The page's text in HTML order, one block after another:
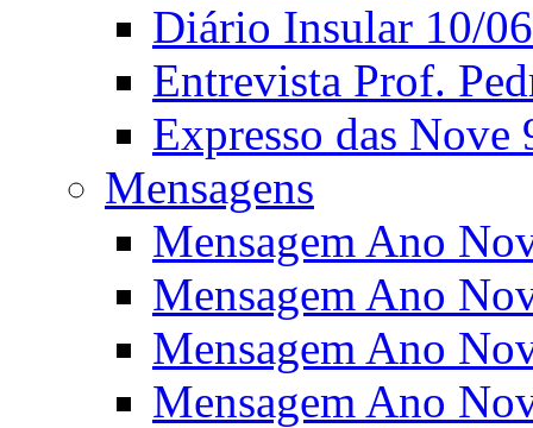
Diário Insular 10/
Entrevista Prof.
Expresso das Nove
Mensagens
Mensagem Ano
Mensagem Ano
Mensagem Ano
Mensagem Ano